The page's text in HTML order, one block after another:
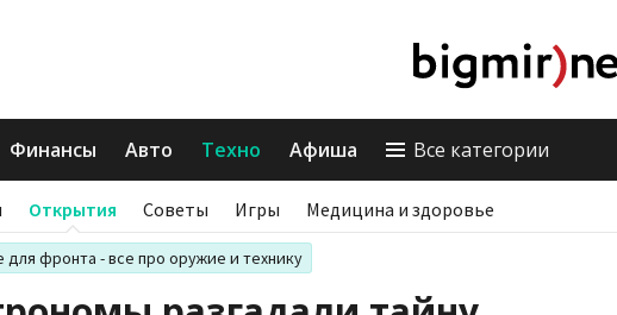
Финансы Авто Техно Афиша Все категории
Открытия Советы Игры Медицина и здоровье
для фронта - все про оружие и технику